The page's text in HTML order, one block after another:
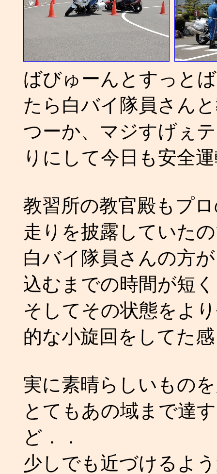
ばびゅーんとすっと
たら白バイ隊員さん
つーか、マジすげぇ
りにして今日も安全
教習所の教官殿もプ
走りを披露していた
白バイ隊員さんの方
込むまでの時間が短く
そしてその状態をよ
的な小旋回をしてた
実に素晴らしいもの
とてもあの域まで達
ど．．
少しでも近づけるよ